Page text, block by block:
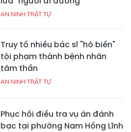
AN NINH TRẬT TỰ
Truy tố nhiều bác sĩ "hô biến"
tội phạm thành bệnh nhân
tâm thần
AN NINH TRẬT TỰ
Phục hồi điều tra vụ án đánh
bạc tại phường Nam Hồng Lĩnh